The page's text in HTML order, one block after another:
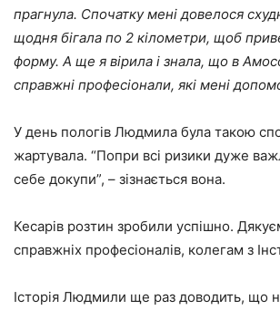
прагнула. Спочатку мені довелося
щодня бігала по 2 кілометри, щоб
форму. А ще я вірила і знала, що в
справжні професіонали, які мені
У день пологів Людмила була такою
жартувала. “Попри всі ризики дуже
себе докупи”, – зізнається вона.
Кесарів розтин зробили успішно.
справжніх професіоналів, колегам з
Історія Людмили ще раз доводить, що